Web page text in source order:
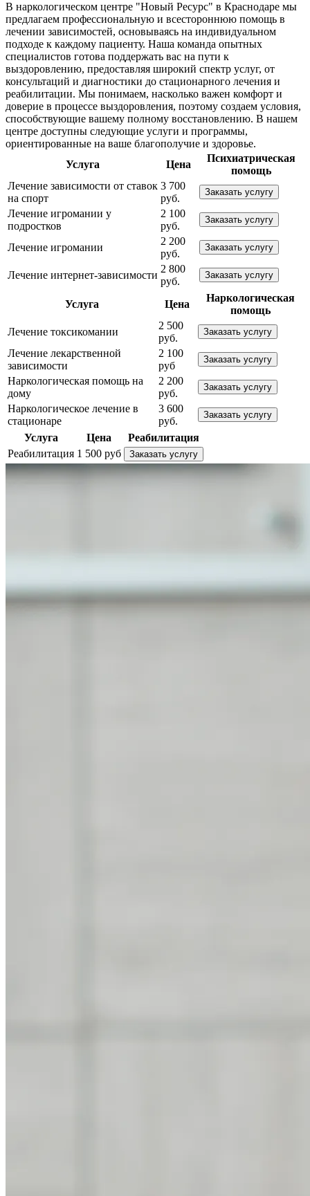
В наркологическом центре "Новый Ресурс" в Краснодаре мы
предлагаем профессиональную и всестороннюю помощь в
лечении зависимостей, основываясь на индивидуальном
подходе к каждому пациенту. Наша команда опытных
специалистов готова поддержать вас на пути к
выздоровлению, предоставляя широкий спектр услуг, от
консультаций и диагностики до стационарного лечения и
реабилитации. Мы понимаем, насколько важен комфорт и
доверие в процессе выздоровления, поэтому создаем условия,
способствующие вашему полному восстановлению. В нашем
центре доступны следующие услуги и программы,
ориентированные на ваше благополучие и здоровье.
Услуга
Цена
Психиатрическая
помощь
Лечение зависимости от ставок
на спорт
3 700
руб.
Заказать услугу
Лечение игромании у
подростков
2 100
руб.
Заказать услугу
Лечение игромании
2 200
руб.
Заказать услугу
Лечение интернет-зависимости
2 800
руб.
Заказать услугу
Услуга Цена
Наркологическая
помощь
Лечение токсикомании
2 500
руб.
Заказать услугу
Лечение лекарственной
зависимости
2 100
руб
Заказать услугу
Наркологическая помощь на
дому
2 200
руб.
Заказать услугу
Наркологическое лечение в
стационаре
3 600
руб.
Заказать услугу
Услуга Цена
Реабилитация
Реабилитация 1 500 руб Заказать услугу